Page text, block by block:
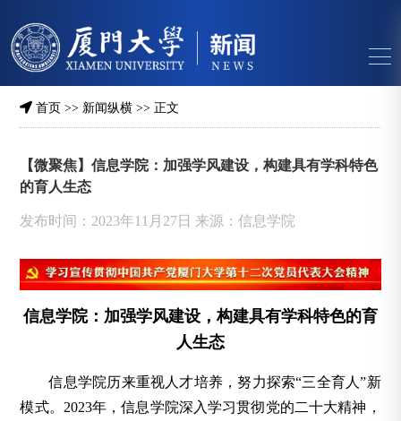
首页 >> 新闻纵横 >> 正文
【微聚焦】信息学院：加强学风建设，构建具有学科特色
的育人生态
发布时间：2023年11月27日 来源：信息学院
信息学院：加强学风建设，构建具有学科特色的育
人生态
信息学院历来重视人才培养，努力探索“三全育人”新
模式。2023年，信息学院深入学习贯彻党的二十大精神，